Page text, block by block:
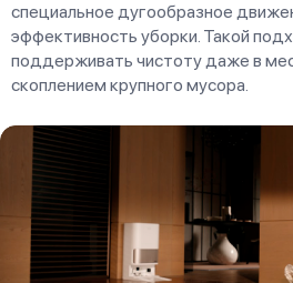
специальное дугообразное
эффективность уборки. Такой
поддерживать чистоту даже в
скоплением крупного мусора.